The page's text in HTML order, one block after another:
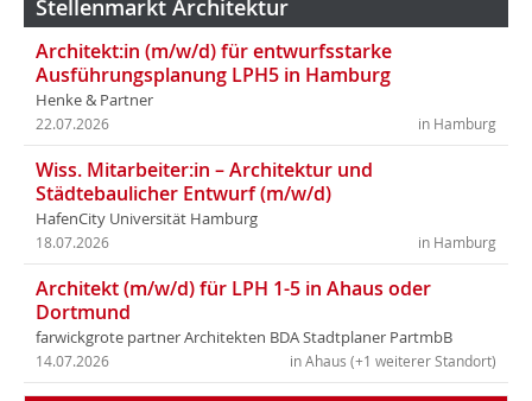
Stellenmarkt Architektur
Architekt:in (m/w/d) für entwurfsstarke
Ausführungsplanung LPH5 in Hamburg
Henke & Partner
in Hamburg
22.07.2026
Wiss. Mitarbeiter:in – Architektur und
Städtebaulicher Entwurf (m/w/d)
HafenCity Universität Hamburg
in Hamburg
18.07.2026
Architekt (m/w/d) für LPH 1-5 in Ahaus oder
Dortmund
farwickgrote partner Architekten BDA Stadtplaner PartmbB
in Ahaus (+1 weiterer Standort)
14.07.2026